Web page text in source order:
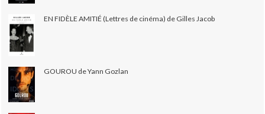
EN FIDÈLE AMITIÉ (Lettres de cinéma) de Gilles Jacob
GOUROU de Yann Gozlan